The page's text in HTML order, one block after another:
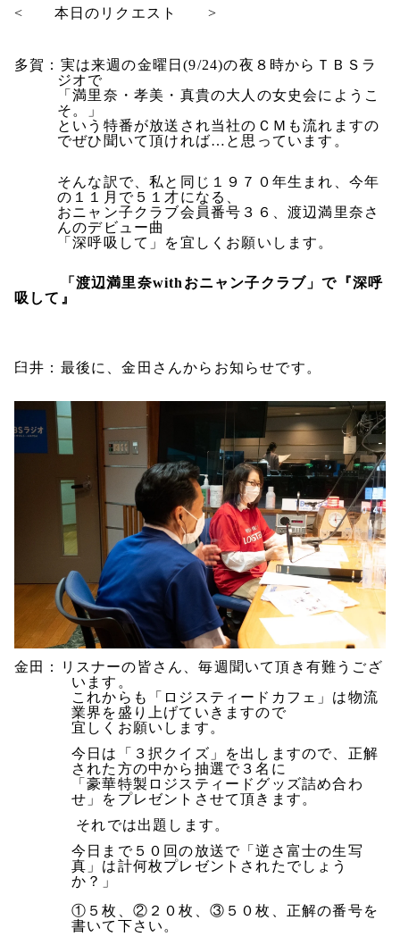
< 本日のリクエスト >
多賀：実は来週の金曜日(9/24)の夜８時からＴＢＳラ
ジオで
「満里奈・孝美・真貴の大人の女史会にようこ
そ。」
という特番が放送され当社のＣＭも流れますの
でぜひ聞いて頂ければ…と思っています。
そんな訳で、私と同じ１９７０年生まれ、今年
の１１月で５１才になる、
おニャン子クラブ会員番号３６、渡辺満里奈さ
んのデビュー曲
「深呼吸して」を宜しくお願いします。
「渡辺満里奈withおニャン子クラブ」で『深呼
吸して』
臼井：最後に、金田さんからお知らせです。
金田：リスナーの皆さん、毎週聞いて頂き有難うござ
います。
これからも「ロジスティードカフェ」は物流
業界を盛り上げていきますので
宜しくお願いします。
今日は「３択クイズ」を出しますので、正解
された方の中から抽選で３名に
「豪華特製ロジスティードグッズ詰め合わ
せ」をプレゼントさせて頂きます。
それでは出題します。
今日まで５０回の放送で「逆さ富士の生写
真」は計何枚プレゼントされたでしょう
か？」
①５枚、②２０枚、③５０枚、正解の番号を
書いて下さい。